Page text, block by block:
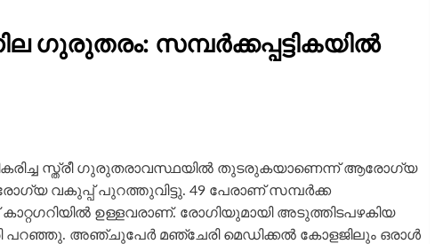
ഗുരുതരം: സമ്പര്‍ക്കപ്പട്ടികയില്‍
സ്ത്രീ ഗുരുതരാവസ്ഥയില്‍ തുടരുകയാണെന്ന് ആരോഗ്യ
വകുപ്പ് പുറത്തുവിട്ടു. 49 പേരാണ് സമ്പര്‍ക്ക
ഉള്ളവരാണ്. രോഗിയുമായി അടുത്തിടപഴകിയ
പറഞ്ഞു. അഞ്ചുപേര്‍ മഞ്ചേരി മെഡിക്കല്‍ കോളജിലും ഒരാള്‍